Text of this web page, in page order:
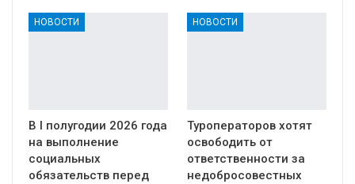
НОВОСТИ
В I полугодии 2026 года
на выполнение
социальных
обязательств перед
НОВОСТИ
Туроператоров хотят
освободить от
ответственности за
недобросовестных